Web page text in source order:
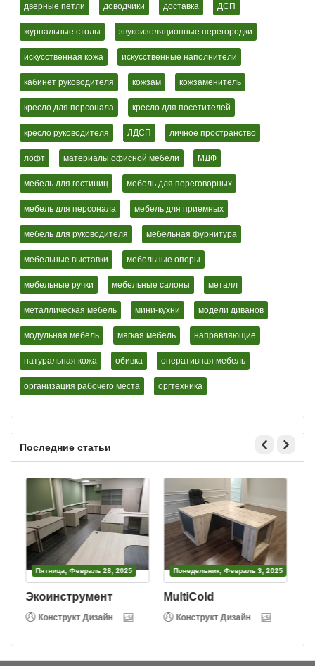
дверные петли доводчики доставка ДСП
журнальные столы звукоизоляционные перегородки
искусственная кожа искусственные наполнители
кабинет руководителя кожзам кожзаменитель
кресло для персонала кресло для посетителей
кресло руководителя ЛДСП личное пространство
лофт материалы офисной мебели МДФ
мебель для гостиниц мебель для переговорных
мебель для персонала мебель для приемных
мебель для руководителя мебельная фурнитура
мебельные выставки мебельные опоры
мебельные ручки мебельные салоны металл
металлическая мебель мини-кухни модели диванов
модульная мебель мягкая мебель направляющие
натуральная кожа обивка оперативная мебель
организация рабочего места оргтехника
Последние статьи
Пятница, Февраль 28, 2025
Экоинструмент
Конструкт Дизайн
Понедельник, Февраль 3, 2025
MultiCold
Конструкт Дизайн